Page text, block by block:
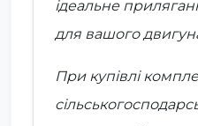
ідеальне
для вашого
При купівлі